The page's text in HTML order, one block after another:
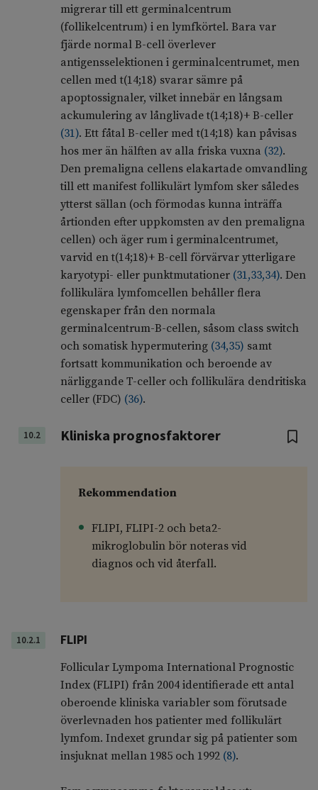
migrerar till ett germinalcentrum
(follikelcentrum) i en lymfkörtel. Bara var
fjärde normal B-cell överlever
antigensselektionen i germinalcentrumet, men
cellen med t(14;18) svarar sämre på
apoptossignaler, vilket innebär en långsam
ackumulering av långlivade t(14;18)+ B-celler
(31). Ett fåtal B-celler med t(14;18) kan påvisas
hos mer än hälften av alla friska vuxna (32).
Den premaligna cellens elakartade omvandling
till ett manifest follikulärt lymfom sker således
ytterst sällan (och förmodas kunna inträffa
årtionden efter uppkomsten av den premaligna
cellen) och äger rum i germinalcentrumet,
varvid en t(14;18)+ B-cell förvärvar ytterligare
karyotypi- eller punktmutationer (31,33,34). Den
follikulära lymfomcellen behåller flera
egenskaper från den normala
germinalcentrum-B-cellen, såsom class switch
och somatisk hypermutering (34,35) samt
fortsatt kommunikation och beroende av
närliggande T-celler och follikulära dendritiska
celler (FDC) (36).
10.2 Kliniska prognosfaktorer
Rekommendation
FLIPI, FLIPI-2 och beta2-
mikroglobulin bör noteras vid
diagnos och vid återfall.
10.2.1 FLIPI
Follicular Lympoma International Prognostic
Index (FLIPI) från 2004 identifierade ett antal
oberoende kliniska variabler som förutsade
överlevnaden hos patienter med follikulärt
lymfom. Indexet grundar sig på patienter som
insjuknat mellan 1985 och 1992 (8).